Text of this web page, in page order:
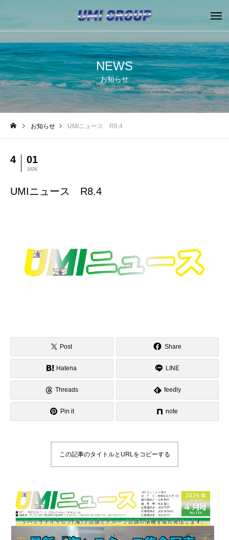
NEWS
お知らせ
お知らせ UMIニュース R8.4
4 01
2026
UMIニュース R8.4
Post Share
Hatena LINE
Threads feedly
Pin it note
この記事のタイトルとURLをコピーする